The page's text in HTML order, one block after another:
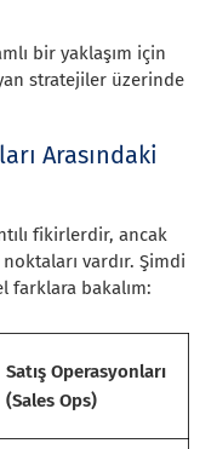
bir yaklaşım için
stratejiler üzerinde
Arasındaki
fikirlerdir, ancak
vardır. Şimdi
farklara bakalım:
Satış Operasyonları
(Sales Ops)